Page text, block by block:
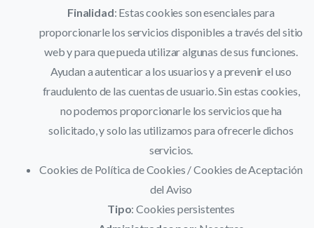
Finalidad: Estas cookies son esenciales para
proporcionarle los servicios disponibles a través del sitio
web y para que pueda utilizar algunas de sus funciones.
Ayudan a autenticar a los usuarios y a prevenir el uso
fraudulento de las cuentas de usuario. Sin estas cookies,
no podemos proporcionarle los servicios que ha
solicitado, y solo las utilizamos para ofrecerle dichos
servicios.
Cookies de Política de Cookies / Cookies de Aceptación
del Aviso
Tipo: Cookies persistentes